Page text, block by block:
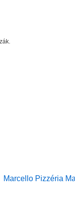
Next
Marcello Pizzéria